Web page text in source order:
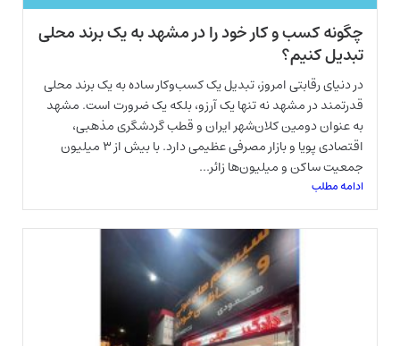
چگونه کسب و کار خود را در مشهد به یک برند محلی
تبدیل کنیم؟
در دنیای رقابتی امروز، تبدیل یک کسب‌وکار ساده به یک برند محلی
قدرتمند در مشهد نه تنها یک آرزو، بلکه یک ضرورت است. مشهد
به عنوان دومین کلان‌شهر ایران و قطب گردشگری مذهبی،
اقتصادی پویا و بازار مصرفی عظیمی دارد. با بیش از ۳ میلیون
جمعیت ساکن و میلیون‌ها زائر...
ادامه مطلب